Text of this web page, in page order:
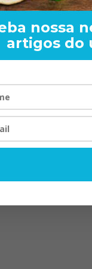
nossa
artigos do